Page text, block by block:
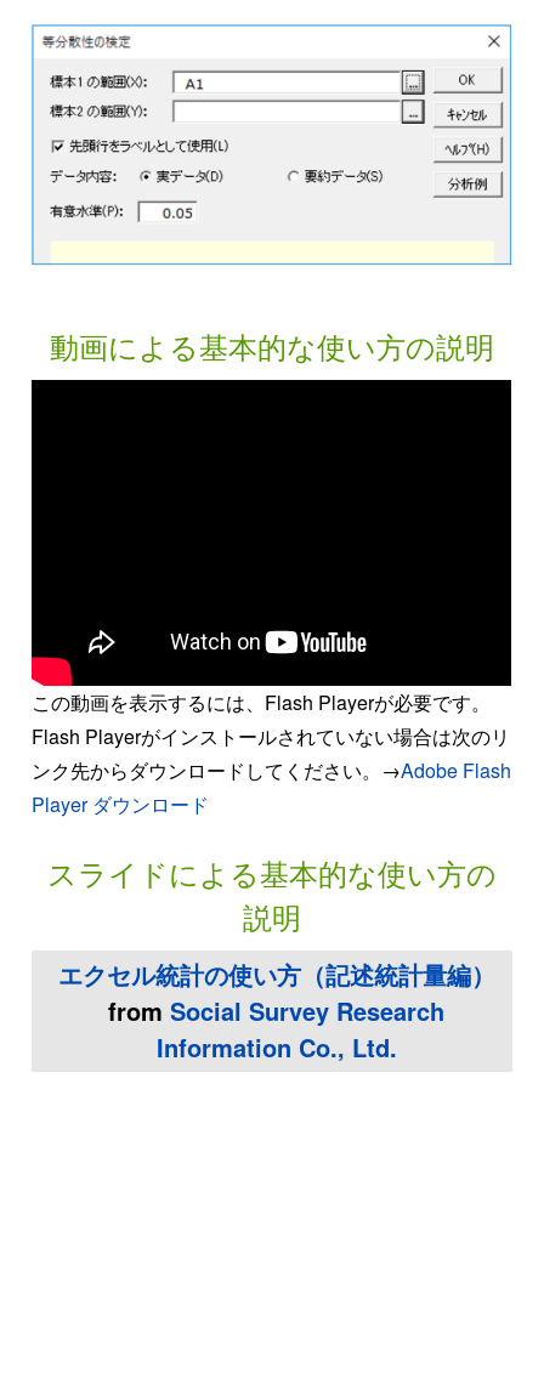
動画による基本的な使い方の説明
この動画を表示するには、Flash Playerが必要です。
Flash Playerがインストールされていない場合は次のリ
ンク先からダウンロードしてください。→Adobe Flash
Player ダウンロード
スライドによる基本的な使い方の
説明
エクセル統計の使い方（記述統計量編）
from Social Survey Research
Information Co., Ltd.